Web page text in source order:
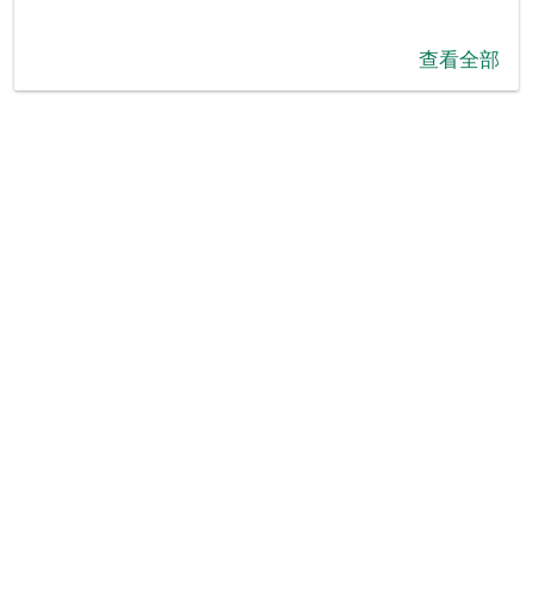
查看全部